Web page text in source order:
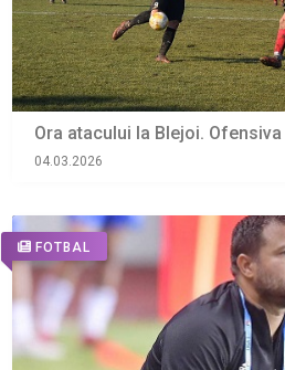
Ora atacului la Blejoi.
04.03.2026
FOTBAL